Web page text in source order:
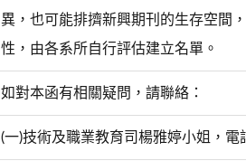
異，也可能排擠新興期刊的生存空間
性，由各系所自行評估建立名單。
如對本函有相關疑問，請聯絡：
(一)技術及職業教育司楊雅婷小姐，電